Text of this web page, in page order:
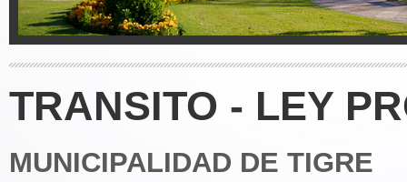
TRANSITO - LEY
MUNICIPALIDAD DE TIGRE